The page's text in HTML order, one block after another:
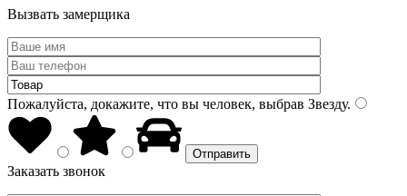
Вызвать замерщика
Пожалуйста, докажите, что вы человек, выбрав Звезду.
Заказать звонок